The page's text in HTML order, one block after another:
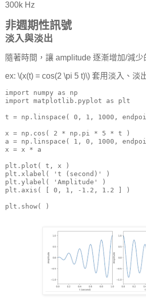
300k Hz
非週期性訊號
淡入與淡出
隨著時間，讓 amplitude 逐漸增加/減少
ex: \(x(t) = cos(2 \pi 5 t)\) 套用淡入、淡
import numpy as np
import matplotlib.pyplot as plt
t = np.linspace( 0, 1, 1000,
x = np.cos( 2 * np.pi * 5 * t )
a = np.linspace( 1, 0, 1000,
x = x * a
plt.plot( t, x )
plt.xlabel( 't (second)' )
plt.ylabel( 'Amplitude' )
plt.axis( [ 0, 1, -1.2, 1.2 ] )
plt.show( )